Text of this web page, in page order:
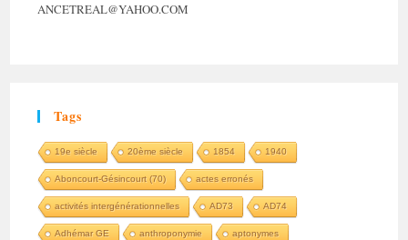
ANCETREAL@YAHOO.COM
Tags
19e siècle 20ème siècle 1854 1940
Aboncourt-Gésincourt (70) actes erronés
activités intergénérationnelles AD73 AD74
Adhémar GE anthroponymie aptonymes